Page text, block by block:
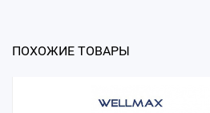
ПОХОЖИЕ ТОВАРЫ